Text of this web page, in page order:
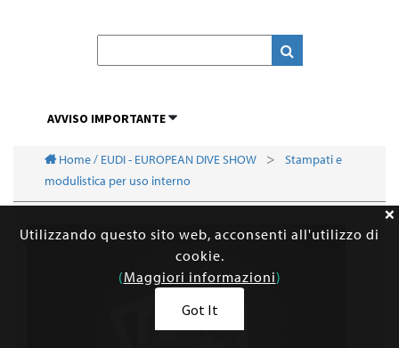
AVVISO IMPORTANTE
Home / EUDI - EUROPEAN DIVE SHOW
Stampati e
modulistica per uso interno
Utilizzando questo sito web, acconsenti all'utilizzo di
cookie.
(Maggiori informazioni)
Got It